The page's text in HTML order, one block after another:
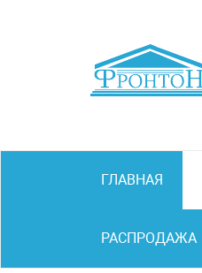
ГЛАВНАЯ
РАСПРОДАЖА